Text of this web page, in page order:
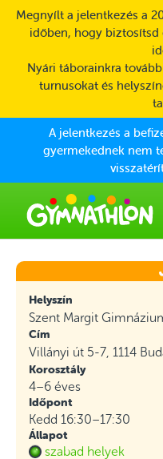
Skip to main content
Megnyílt a jelentkezés a
időben, hogy biztosítsd
Nyári táborainkra
turnusokat és
A jelentkezés a
gyermekednek nem
Helyszín
Szent Margit
Cím
Villányi út 5-7, 1114
Korosztály
4–6 éves
Időpont
Kedd 16:30–17:30
Állapot
szabad helyek